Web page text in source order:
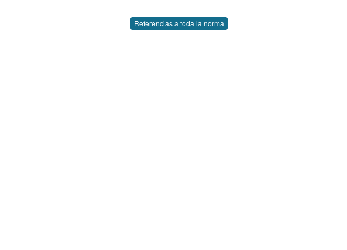
Referencias a toda la norma